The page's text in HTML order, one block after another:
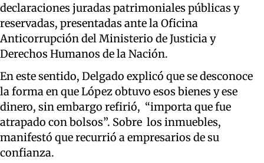
declaraciones juradas patrimoniales públicas y
reservadas, presentadas ante la Oficina
Anticorrupción del Ministerio de Justicia y
Derechos Humanos de la Nación.
En este sentido, Delgado explicó que se desconoce
la forma en que López obtuvo esos bienes y ese
dinero, sin embargo refirió, “importa que fue
atrapado con bolsos”. Sobre los inmuebles,
manifestó que recurrió a empresarios de su
confianza.